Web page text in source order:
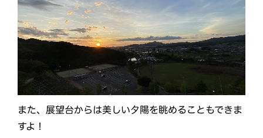
また、展望台からは美しい夕陽を眺めることもできま
すよ！